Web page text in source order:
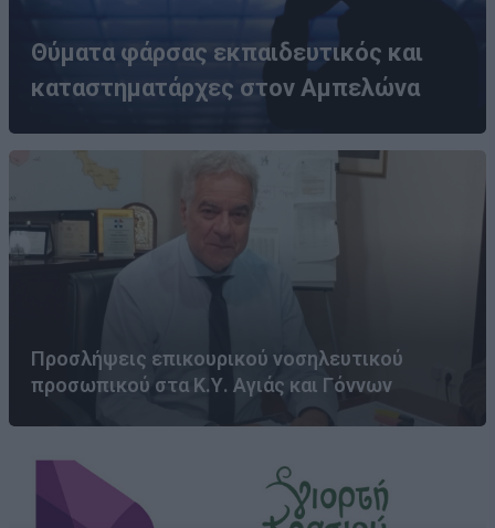
Θύματα φάρσας εκπαιδευτικός και
καταστηματάρχες στον Αμπελώνα
Προσλήψεις επικουρικού νοσηλευτικού
προσωπικού στα Κ.Υ. Αγιάς και Γόννων